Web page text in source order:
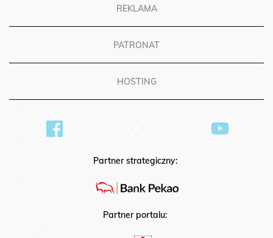
REKLAMA
PATRONAT
HOSTING
Partner strategiczny:
Partner portalu: